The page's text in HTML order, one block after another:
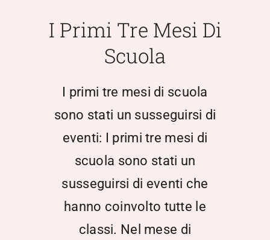
I Primi Tre Mesi Di
Scuola
I primi tre mesi di scuola
sono stati un susseguirsi di
eventi: I primi tre mesi di
scuola sono stati un
susseguirsi di eventi che
hanno coinvolto tutte le
classi. Nel mese di